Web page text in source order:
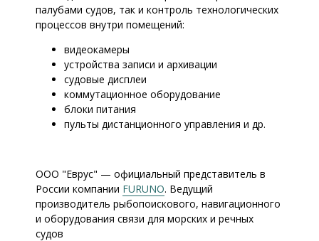
палубами судов, так и контроль технологических
процессов внутри помещений:
видеокамеры
устройства записи и архивации
судовые дисплеи
коммутационное оборудование
блоки питания
пульты дистанционного управления и др.
ООО "Еврус" — официальный представитель в
России компании FURUNO. Ведущий
производитель рыбопоискового, навигационного
и оборудования связи для морских и речных
судов